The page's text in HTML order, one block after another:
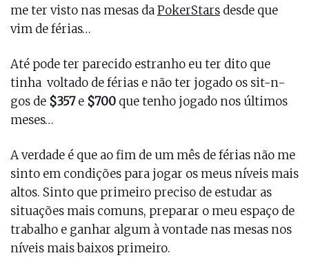
me ter visto nas mesas daPokerStars desde que
vim de férias…
Até pode ter parecido estranho eu ter dito que
tinha voltado de férias e não ter jogado os sit-n-
gos de $357e $700 que tenho jogado nos últimos
meses…
A verdade é que ao fim de um mês de férias não me
sinto em condições para jogar os meus níveis mais
altos. Sinto que primeiro preciso de estudar as
situações mais comuns, preparar o meu espaço de
trabalho e ganhar algum à vontade nas mesas nos
níveis mais baixos primeiro.